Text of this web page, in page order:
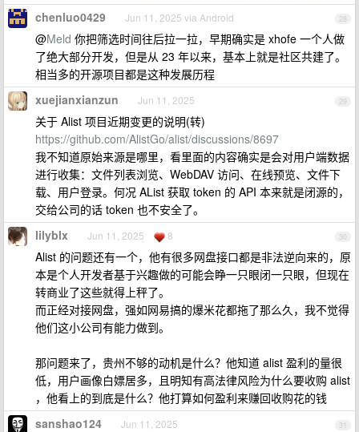
28
chenluo0429 Jun 11, 2025 via Android
@Meld 你把筛选时间往后拉一拉，早期确实是 xhofe 一个人做
了绝大部分开发，但是从 23 年以来，基本上就是社区共建了。
相当多的开源项目都是这种发展历程
29
xuejianxianzun Jun 11, 2025
关于 Alist 项目近期变更的说明(转)
https://github.com/AlistGo/alist/discussions/8697
我不知道原始来源是哪里，看里面的内容确实是会对用户端数据
进行收集：文件列表浏览、WebDAV 访问、在线预览、文件下
载、用户登录。何况 AList 获取 token 的 API 本来就是闭源的，
交给公司的话 token 也不安全了。
30
lilyblx Jun 11, 2025 8
Alist 的问题还有一个，他有很多网盘接口都是非法逆向来的，原
本是个人开发者基于兴趣做的可能会睁一只眼闭一只眼，但现在
转商业了这些就得上秤了。
而正经对接网盘，强如网易搞的爆米花都拖了那么久，我不觉得
他们这小公司有能力做到。
那问题来了，贵州不够的动机是什么？他知道 alist 盈利的量很
低，用户画像白嫖居多，且明知有高法律风险为什么要收购 alist
，他看上的到底是什么？他打算如何盈利来赚回收购花的钱
31
sanshao124 Jun 11, 2025